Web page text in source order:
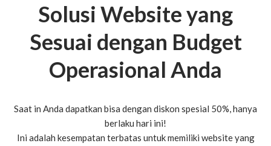
Solusi Website yang
Sesuai dengan Budget
Operasional Anda
Saat in Anda dapatkan bisa dengan diskon spesial 50%, hanya
berlaku hari ini!
Ini adalah kesempatan terbatas untuk memiliki website yang